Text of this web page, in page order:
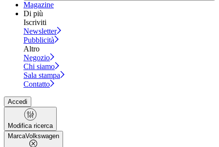
Magazine
Di più
Iscriviti
Newsletter
Pubblicità
Altro
Negozio
Chi siamo
Sala stampa
Contatto
Accedi
Modifica ricerca
MarcaVolkswagen